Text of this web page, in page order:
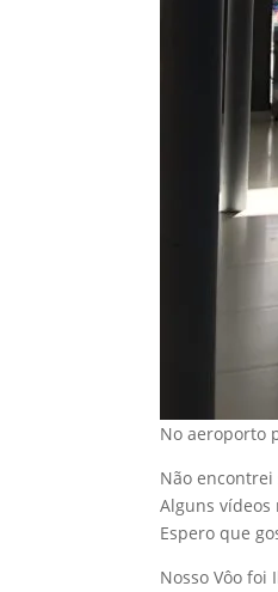
No aeroporto
Não
Alguns
Espero que
Nosso Vôo